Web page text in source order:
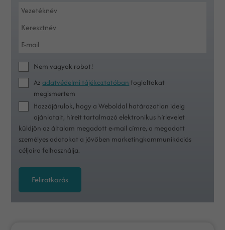
Nem vagyok robot!
Azadatvédelmi tájékoztatóban foglaltakat
megismertem
Hozzájárulok, hogy a Weboldal határozatlan ideig
ajánlatait, híreit tartalmazó elektronikus hírlevelet
küldjön az általam megadott e-mail címre, a megadott
személyes adatokat a jövőben marketingkommunikációs
céljaira felhasználja.
Feliratkozás